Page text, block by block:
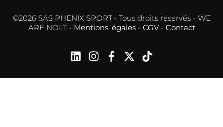
©2026 SAS PHENIX SPORT - Tous droits réservés - WE
ARE NOLT - Mentions légales- CGV- Contact